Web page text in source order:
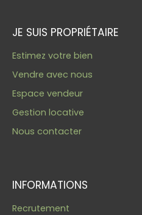
JE SUIS PROPRIÉTAIRE
Estimez votre bien
Vendre avec nous
Espace vendeur
Gestion locative
Nous contacter
INFORMATIONS
Recrutement